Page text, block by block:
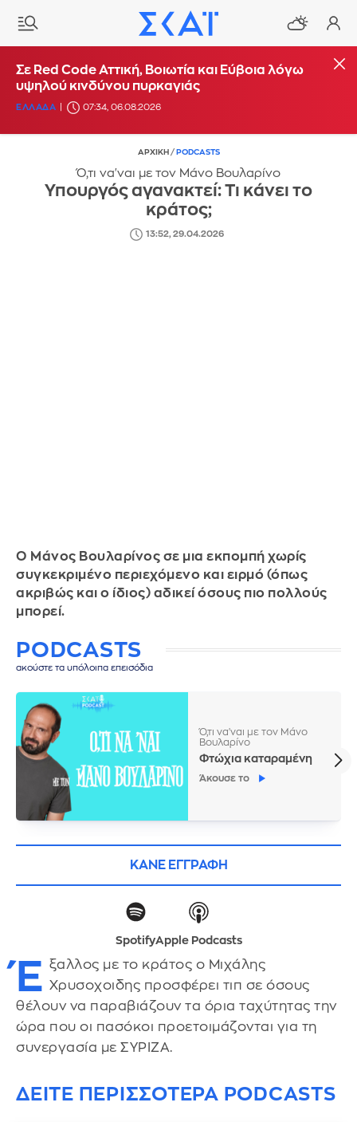
Σε Red Code Αττική, Βοιωτία και Εύβοια λόγω
υψηλού κινδύνου πυρκαγιάς
ΕΛΛΑΔΑ 07:34, 06.08.2026
ΑΡΧΙΚΗ / PODCASTS
Ό,τι να'ναι με τον Μάνο Βουλαρίνο
Υπουργός αγανακτεί: Τι κάνει το
κράτος;
13:52, 29.04.2026
Ο Μάνος Βουλαρίνος σε μια εκπομπή χωρίς
συγκεκριμένο περιεχόμενο και ειρμό (όπως
ακριβώς και ο ίδιος) αδικεί όσους πιο πολλούς
μπορεί.
PODCASTS
ακούστε τα υπόλοιπα επεισόδια
Ό,τι να'ναι με τον Μάνο
Βουλαρίνο
Φτώχια καταραμένη
Άκουσε το
ΚΑΝΕ ΕΓΓΡΑΦΗ
SpotifyApple Podcasts
Έ ξαλλος με το κράτος ο Μιχάλης
Χρυσοχοιδης προσφέρει τιπ σε όσους
θέλουν να παραβιάζουν τα όρια ταχύτητας την
ώρα που οι πασόκοι προετοιμάζονται για τη
συνεργασία με ΣΥΡΙΖΑ.
ΔΕΙΤΕ ΠΕΡΙΣΣΟΤΕΡΑ PODCASTS